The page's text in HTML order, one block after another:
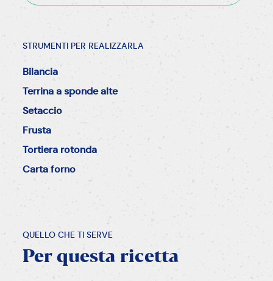
STRUMENTI PER REALIZZARLA
Bilancia
Terrina a sponde alte
Setaccio
Frusta
Tortiera rotonda
Carta forno
QUELLO CHE TI SERVE
Per questa ricetta